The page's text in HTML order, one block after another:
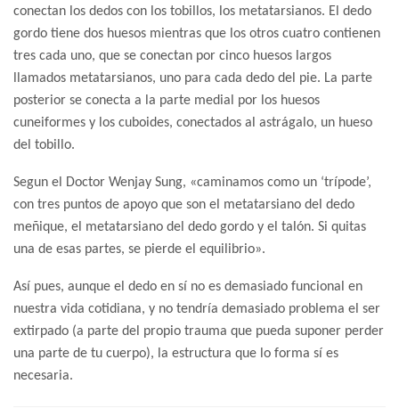
conectan los dedos con los tobillos, los metatarsianos. El dedo
gordo tiene dos huesos mientras que los otros cuatro contienen
tres cada uno, que se conectan por cinco huesos largos
llamados metatarsianos, uno para cada dedo del pie. La parte
posterior se conecta a la parte medial por los huesos
cuneiformes y los cuboides, conectados al astrágalo, un hueso
del tobillo.
Segun el Doctor Wenjay Sung, «caminamos como un ‘trípode’,
con tres puntos de apoyo que son el metatarsiano del dedo
meñique, el metatarsiano del dedo gordo y el talón. Si quitas
una de esas partes, se pierde el equilibrio».
Así pues, aunque el dedo en sí no es demasiado funcional en
nuestra vida cotidiana, y no tendría demasiado problema el ser
extirpado (a parte del propio trauma que pueda suponer perder
una parte de tu cuerpo), la estructura que lo forma sí es
necesaria.